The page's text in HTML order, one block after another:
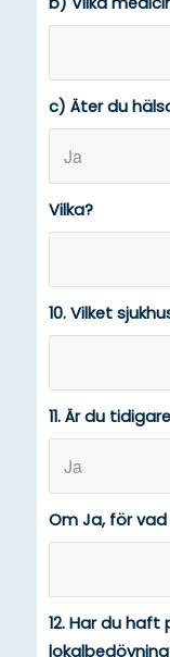
c) Äter du
Vilka?
10. Vilket
11. Är du
Om Ja, för
12. Har du